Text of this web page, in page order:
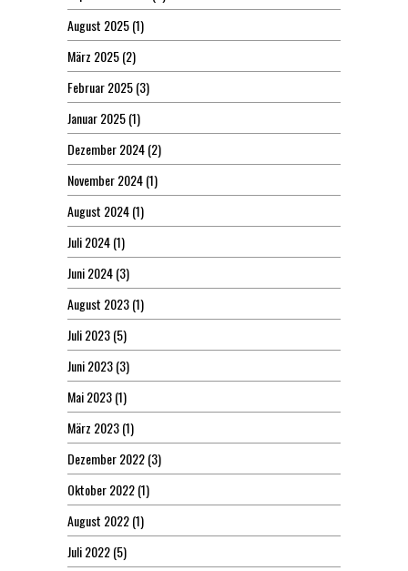
August 2025(1)
März 2025(2)
Februar 2025(3)
Januar 2025(1)
Dezember 2024(2)
November 2024(1)
August 2024(1)
Juli 2024(1)
Juni 2024(3)
August 2023(1)
Juli 2023(5)
Juni 2023(3)
Mai 2023(1)
März 2023(1)
Dezember 2022(3)
Oktober 2022(1)
August 2022(1)
Juli 2022(5)